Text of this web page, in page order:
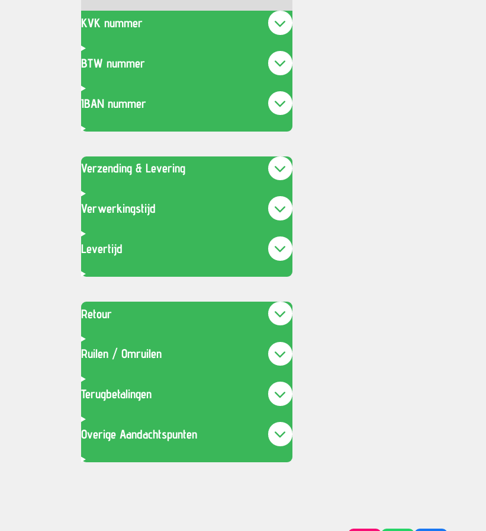
KVK nummer
BTW nummer
IBAN nummer
Verzending & Levering
Verwerkingstijd
Levertijd
Retour
Ruilen / Omruilen
Terugbetalingen
Overige Aandachtspunten